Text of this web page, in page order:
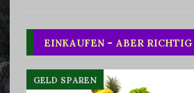
EINKAUFEN – ABER RICHTIG
GELD SPAREN